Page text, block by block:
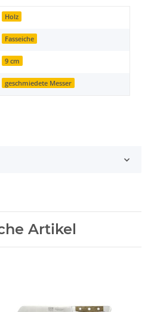
Holz
Fasseiche
9 cm
geschmiedete Messer
Artikel